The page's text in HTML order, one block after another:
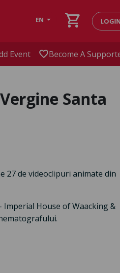
EN shopping_cart LOGIN
Event favoriteBecome A
Santa
27 de videoclipuri animate din
Imperial House of Waacking &